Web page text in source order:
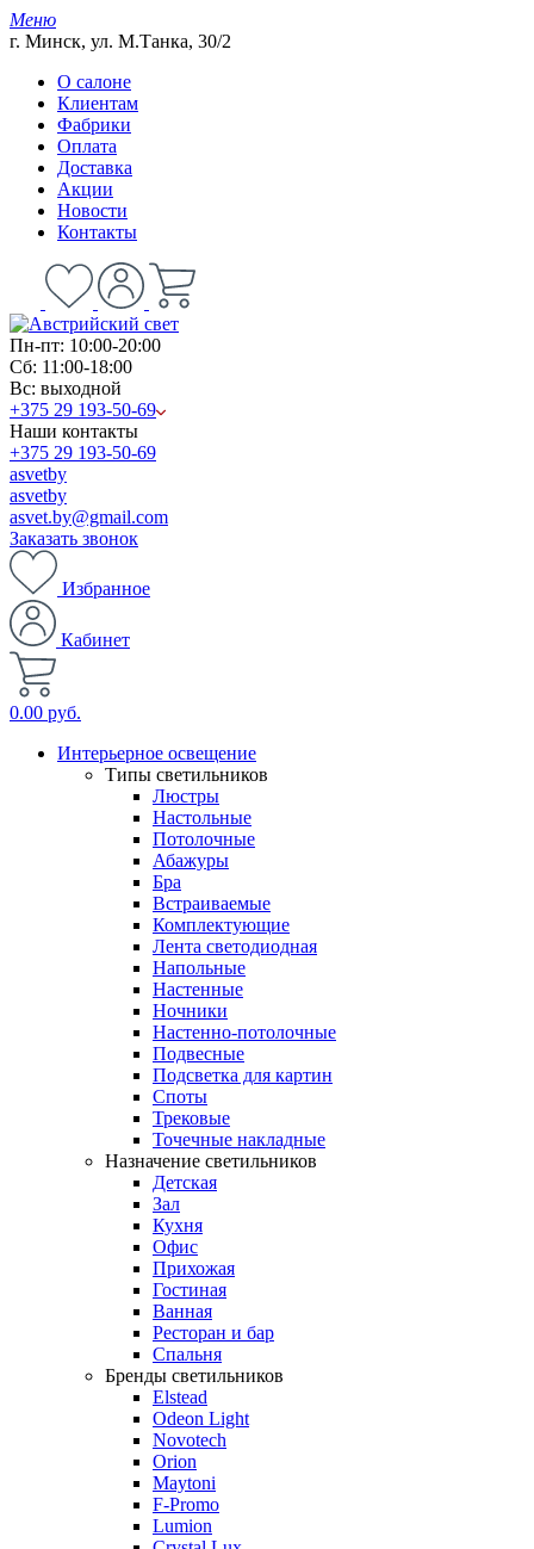
Меню
г. Минск, ул. М.Танка, 30/2
О салоне
Клиентам
Фабрики
Оплата
Доставка
Акции
Новости
Контакты
Пн-пт: 10:00-20:00
Сб: 11:00-18:00
Вс: выходной
+375 29 193-50-69
Наши контакты
+375 29 193-50-69
asvetby
asvetby
asvet.by@gmail.com
Заказать звонок
Избранное
Кабинет
0.00 руб.
Интерьерное освещение
Типы светильников
Люстры
Настольные
Потолочные
Абажуры
Бра
Встраиваемые
Комплектующие
Лента светодиодная
Напольные
Настенные
Ночники
Настенно-потолочные
Подвесные
Подсветка для картин
Споты
Трековые
Точечные накладные
Назначение светильников
Детская
Зал
Кухня
Офис
Прихожая
Гостиная
Ванная
Ресторан и бар
Спальня
Бренды светильников
Elstead
Odeon Light
Novotech
Orion
Maytoni
F-Promo
Lumion